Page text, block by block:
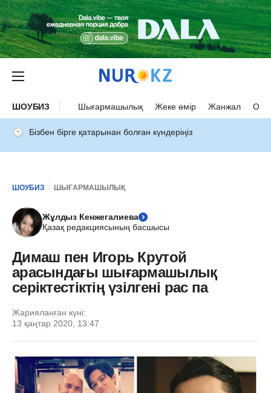
ШОУБИЗ Шығармашылық Жеке өмір Жанжал
Бізбен бірге қатарынан болған күндеріңіз
ШОУБИЗ ШЫҒАРМАШЫЛЫҚ
Жұлдыз Кенжегалиева
Қазақ редакциясының басшысы
Димаш пен Игорь Крутой
арасындағы шығармашылық
серіктестіктің үзілгені рас па
Жарияланған күні:
13 қаңтар 2020, 13:47